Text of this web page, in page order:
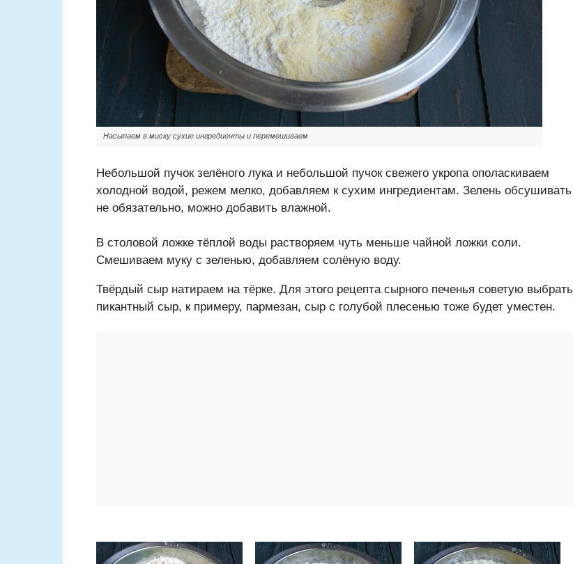
Насыпаем в миску сухие ингредиенты и перемешиваем
Небольшой пучок зелёного лука и небольшой пучок свежего укропа ополаскиваем
холодной водой, режем мелко, добавляем к сухим ингредиентам. Зелень обсушивать
не обязательно, можно добавить влажной.
В столовой ложке тёплой воды растворяем чуть меньше чайной ложки соли.
Смешиваем муку с зеленью, добавляем солёную воду.
Твёрдый сыр натираем на тёрке. Для этого рецепта сырного печенья советую выбрать
пикантный сыр, к примеру, пармезан, сыр с голубой плесенью тоже будет уместен.